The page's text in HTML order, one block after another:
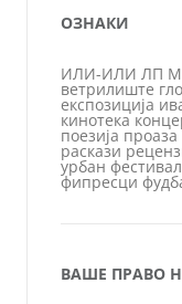
ОЗНАКИ
ИЛИ-ИЛИ ЛП
ветрилиште
експозиција
кинотека
поезија проаза
раскази
урбан фестивал
фипресци
ВАШЕ ПРАВО